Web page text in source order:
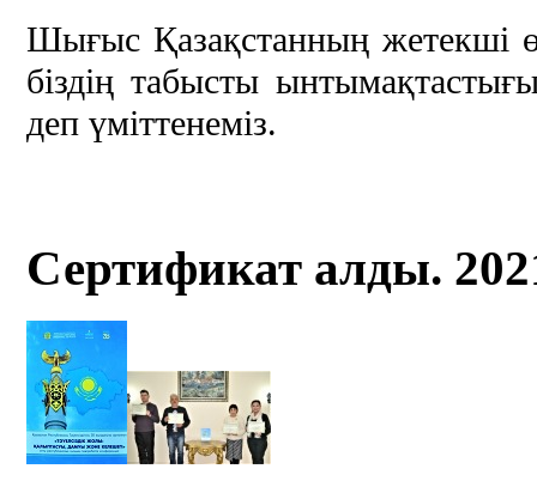
Шығыс Қазақстанның жетекші
біздің табысты
деп үміттенеміз.
Сертификат алды.